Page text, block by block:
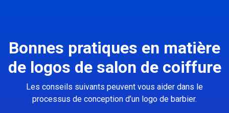
Bonnes pratiques en matière
de logos de salon de coiffure
Les conseils suivants peuvent vous aider dans le
processus de conception d’un logo de barbier.